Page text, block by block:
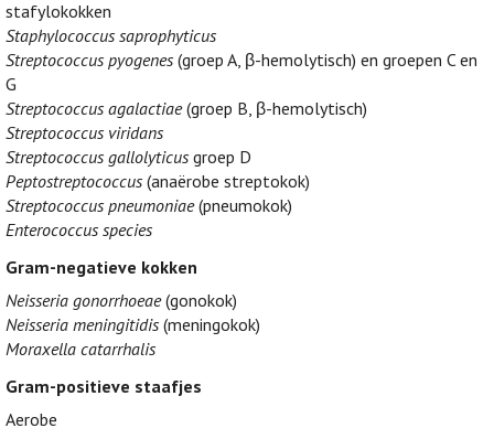
stafylokokken
Staphylococcus saprophyticus
Streptococcus pyogenes (groep A, β-hemolytisch) en groepen C en
G
Streptococcus agalactiae(groep B, β-hemolytisch)
Streptococcus viridans
Streptococcus gallolyticus groep D
Peptostreptococcus (anaërobe streptokok)
Streptococcus pneumoniae(pneumokok)
Enterococcus species
Gram-negatieve kokken
Neisseria gonorrhoeae(gonokok)
Neisseria meningitidis (meningokok)
Moraxella catarrhalis
Gram-positieve staafjes
Aerobe